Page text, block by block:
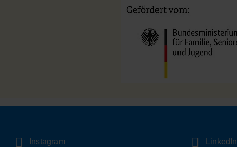
Instagram LinkedIn